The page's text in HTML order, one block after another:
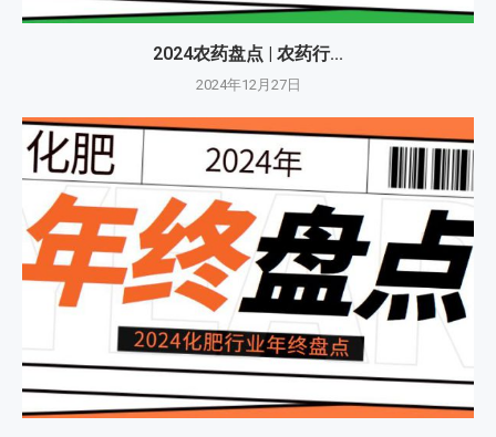
2024农药盘点 | 农药行...
2024年12月27日